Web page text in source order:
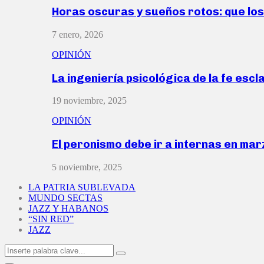
Horas oscuras y sueños rotos: que
7 enero, 2026
OPINIÓN
La ingeniería psicológica de la fe
19 noviembre, 2025
OPINIÓN
El peronismo debe ir a internas en
5 noviembre, 2025
LA PATRIA SUBLEVADA
MUNDO SECTAS
JAZZ Y HABANOS
“SIN RED”
JAZZ
Search
for:
Search